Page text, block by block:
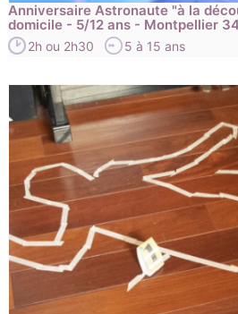
Anniversaire Astronaute "à la
domicile - 5/12 ans - Montpellier
2h ou 2h30 5 à 15 ans